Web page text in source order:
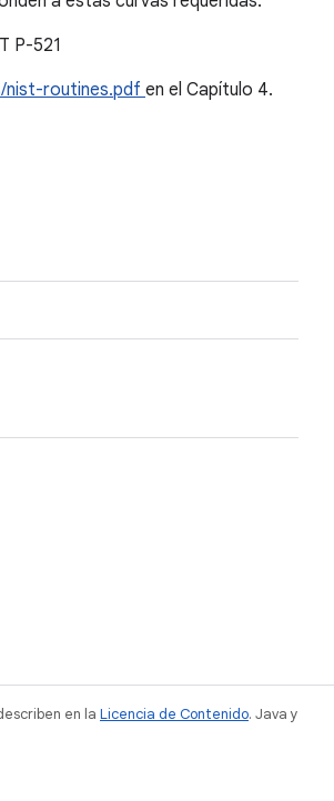
P-521
nist-routines.pdf en el Capítulo 4.
en la Licencia de Contenido. Java y